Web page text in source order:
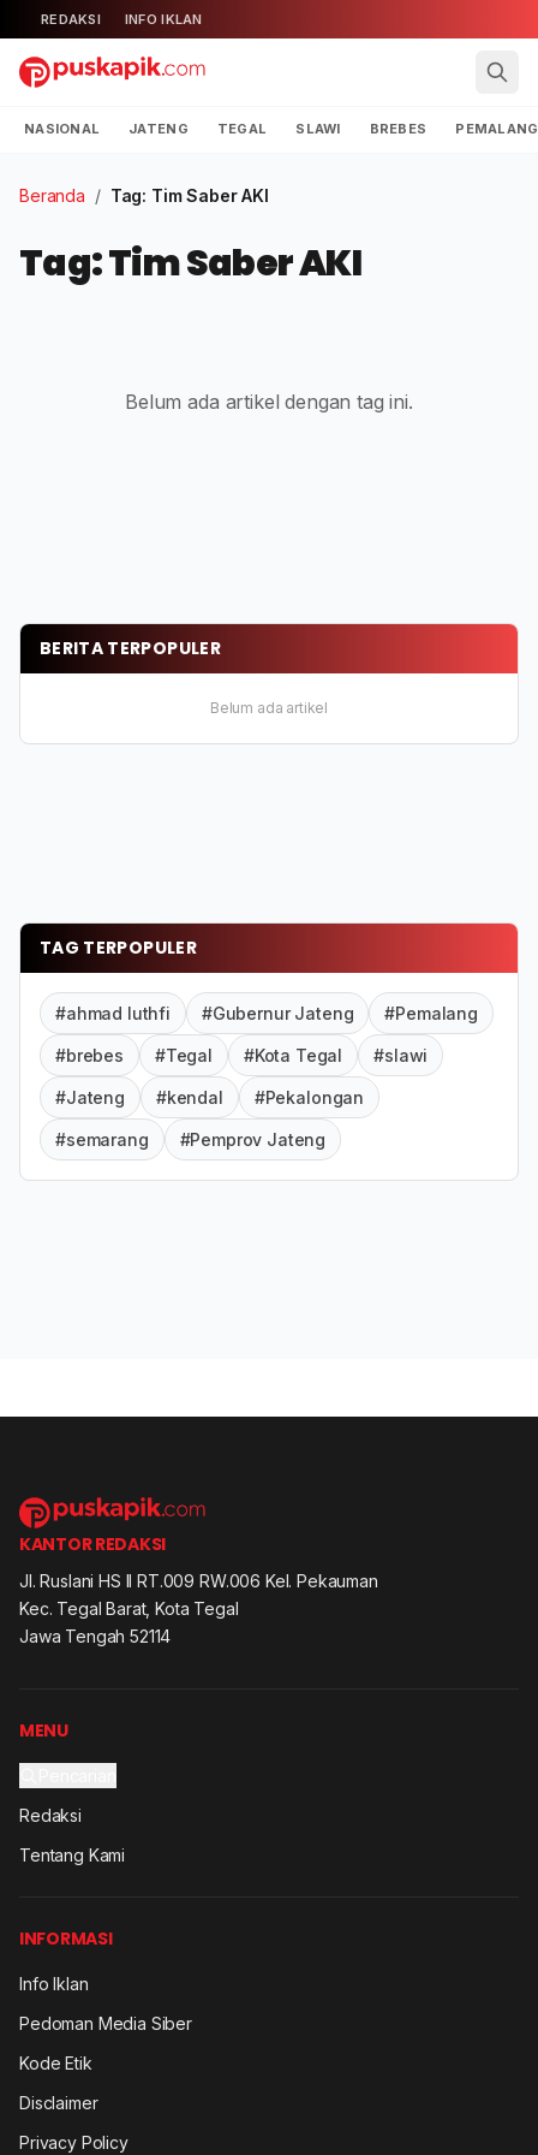
REDAKSI INFO IKLAN
NASIONAL JATENG TEGAL SLAWI BREBES PEMALANG
Beranda / Tag: Tim Saber AKI
Tag: Tim Saber AKI
Belum ada artikel dengan tag ini.
BERITA TERPOPULER
Belum ada artikel
TAG TERPOPULER
#ahmad luthfi #Gubernur Jateng #Pemalang
#brebes #Tegal #Kota Tegal #slawi
#Jateng #kendal #Pekalongan
#semarang #Pemprov Jateng
KANTOR REDAKSI
Jl. Ruslani HS II RT.009 RW.006 Kel. Pekauman
Kec. Tegal Barat, Kota Tegal
Jawa Tengah 52114
MENU
Redaksi
Tentang Kami
INFORMASI
Info Iklan
Pedoman Media Siber
Kode Etik
Disclaimer
Privacy Policy